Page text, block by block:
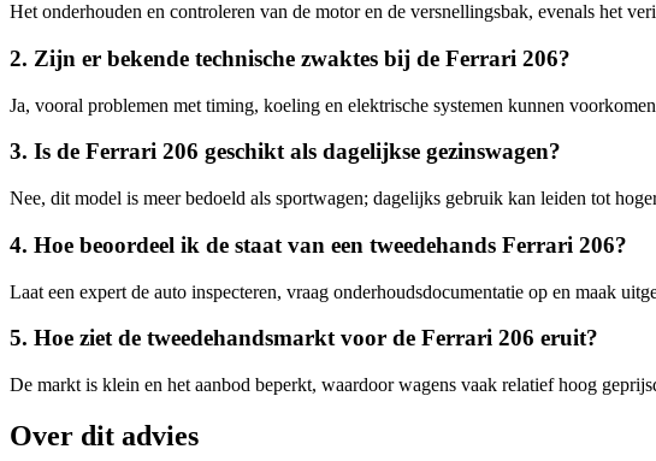
Het onderhouden en controleren van de motor en de versnellingsbak, evenals het
2. Zijn er bekende technische zwaktes bij de Ferrari 206?
Ja, vooral problemen met timing, koeling en elektrische systemen kunnen
3. Is de Ferrari 206 geschikt als dagelijkse gezinswagen?
Nee, dit model is meer bedoeld als sportwagen; dagelijks gebruik kan leiden tot
4. Hoe beoordeel ik de staat van een tweedehands Ferrari 206?
Laat een expert de auto inspecteren, vraag onderhoudsdocumentatie op en maak
5. Hoe ziet de tweedehandsmarkt voor de Ferrari 206 eruit?
De markt is klein en het aanbod beperkt, waardoor wagens vaak relatief hoog
Over dit advies